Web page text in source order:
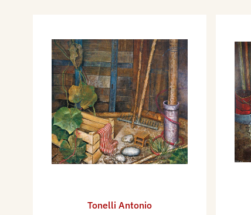
Tonelli Antonio